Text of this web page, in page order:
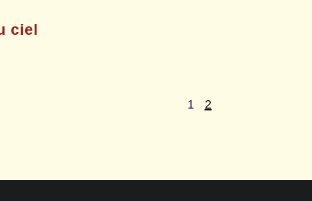
ciel
1 2